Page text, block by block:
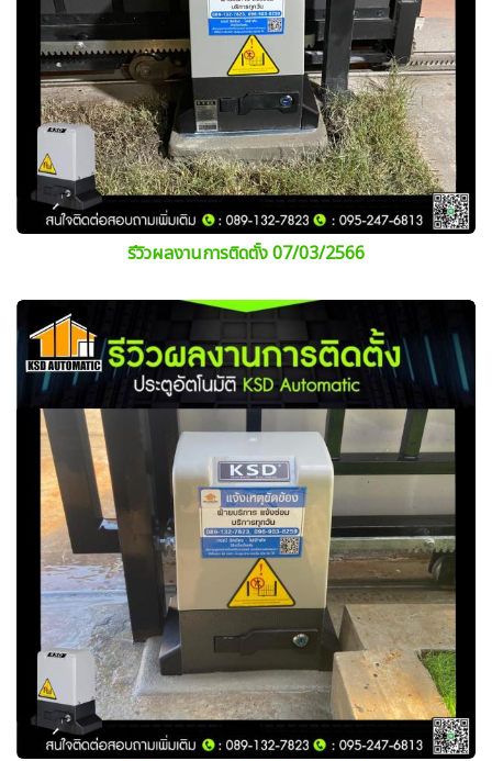
รีวิวผลงานการติดตั้ง 07/03/2566